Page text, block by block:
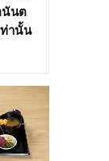
นันต
ท่านั้น